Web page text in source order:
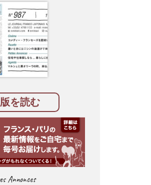
を読む
Annonces